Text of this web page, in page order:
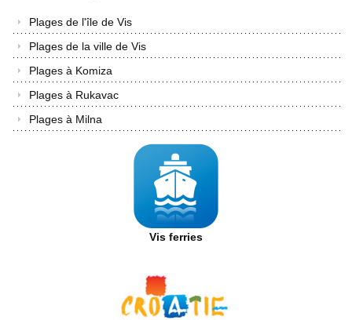
Plages de l'île de Vis
Plages de la ville de Vis
Plages à Komiza
Plages à Rukavac
Plages à Milna
Vis ferries